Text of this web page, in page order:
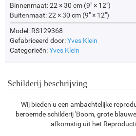
Binnenmaat:22 × 30 cm (9" × 12")
Buitenmaat:22 × 30 cm (9" × 12")
Model: RS129368
Gefabriceerd door:Yves Klein
Categorieën:Yves Klein
Schilderij beschrijving
Wij bieden u een ambachtelijke
beroemde schilderij 'Boom, grote
afkomstig uit het